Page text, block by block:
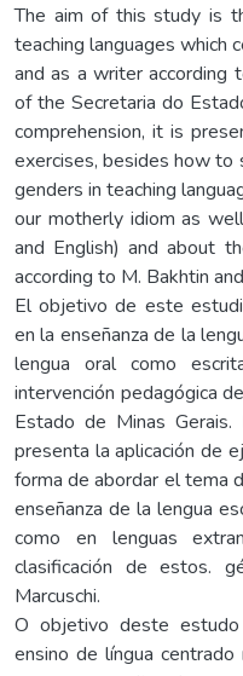
The aim of this study is
teaching languages which
and as a writer according
of the Secretaria do
comprehension, it is
exercises, besides how to
genders in teaching
our motherly idiom as
and English) and about
according to M. Bakhtin
El objetivo de este
en la enseñanza de la
lengua oral como
intervención pedagógica
Estado de Minas Gerais.
presenta la aplicación de
forma de abordar el tema
enseñanza de la lengua
como en lenguas
clasificación de estos.
Marcuschi.
O objetivo deste
ensino de língua